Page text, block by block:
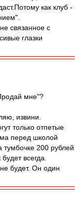
как клуб -
связанное с
глазки
мне"?
извини.
только отпетые
перед школой
тумбочке 200 рублей
всегда.
будет. Он один